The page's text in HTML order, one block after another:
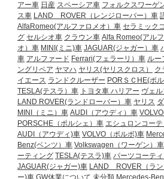
アー車 日産 スペーシア車 フォルクスワーゲ
ス車 LAND ROVER（レンジローバー）車
AlfaRomeo(アルファロメオ）車 セラミック
グ セルシオ車 クラウン車 Alfa Romeo(アル
オ）車 MINI(ミニ)車 JAGUAR(ジャガー）車
車 アルファード Ferrari(フェラーリ）車 ルー
ングリペア ヤマハ ヤリス(ヤリスクロス） ク
イエース ランドクルーザー PORＳＣHE(ポ
TESLA(テスラ）車 トヨタ車 ハリアー ヴェ
LAND ROVER(ランドローバー）車 ヤリス
MINI（ミニ）車 AUDI（アウディ）車
PORSCHE（ポルシェ）車 エシュロンコー
AUDI（アウディ)車 VOLVO（ボルボ)車
Benz(ベンツ）車 Volkswagen（ワーゲン）車
ーティング TESLA(テスラ)車 パーツコーテ
JAGUAR(ジャガー)車 LAND ROVER（ラン
ー)車 GW休業について 未分類 Mercedes-